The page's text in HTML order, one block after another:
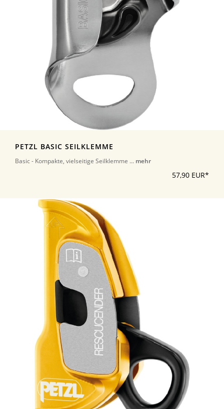
PETZL BASIC SEILKLEMME
Basic - Kompakte, vielseitige Seilklemme ... mehr
57,90 EUR*